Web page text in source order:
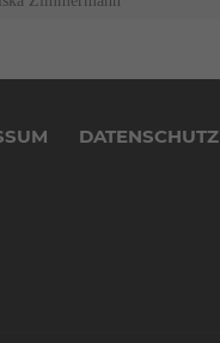
DATENSCHUTZ